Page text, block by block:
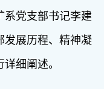
系党支部书记李建
发展历程、精神凝
细阐述。